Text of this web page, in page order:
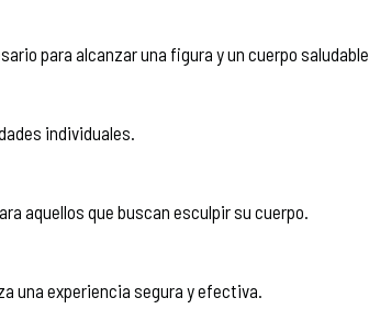
para alcanzar una figura y un cuerpo saludable.
individuales.
aquellos que buscan esculpir su cuerpo.
una experiencia segura y efectiva.